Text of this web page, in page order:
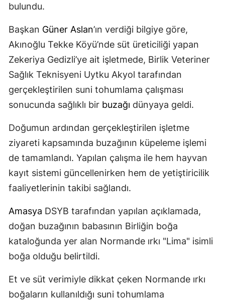
bulundu.
Başkan Güner Aslan’ın verdiği bilgiye göre,
Akınoğlu Tekke Köyü’nde süt üreticiliği yapan
Zekeriya Gedizli’ye ait işletmede, Birlik Veteriner
Sağlık Teknisyeni Uytku Akyol tarafından
gerçekleştirilen suni tohumlama çalışması
sonucunda sağlıklı bir buzağı dünyaya geldi.
Doğumun ardından gerçekleştirilen işletme
ziyareti kapsamında buzağının küpeleme işlemi
de tamamlandı. Yapılan çalışma ile hem hayvan
kayıt sistemi güncellenirken hem de yetiştiricilik
faaliyetlerinin takibi sağlandı.
Amasya DSYB tarafından yapılan açıklamada,
doğan buzağının babasının Birliğin boğa
kataloğunda yer alan Normande ırkı "Lima" isimli
boğa olduğu belirtildi.
Et ve süt verimiyle dikkat çeken Normande ırkı
boğaların kullanıldığı suni tohumlama